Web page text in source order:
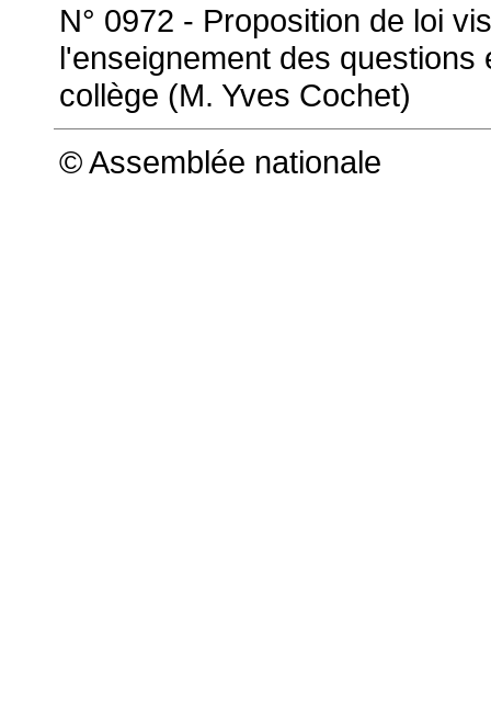
N° 0972 - Proposition de loi
l'enseignement des
collège (M. Yves Cochet)
© Assemblée nationale